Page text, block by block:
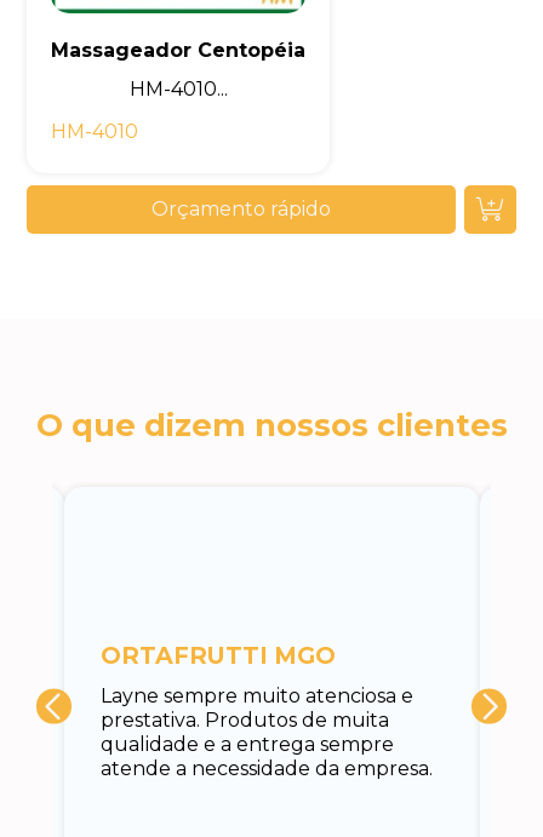
Massageador Centopéia
HM-4010...
HM-4010
Orçamento rápido
O que dizem nossos clientes
Layne sempre muito atenciosa e
prestativa. Produtos de muita
qualidade e a entrega sempre
atende a necessidade da empresa.
ORTAFRUTTI MGO